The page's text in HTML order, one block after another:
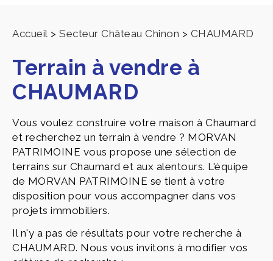
Accueil > Secteur Château Chinon > CHAUMARD
Terrain à vendre à
CHAUMARD
Vous voulez construire votre maison à Chaumard
et recherchez un terrain à vendre ? MORVAN
PATRIMOINE vous propose une sélection de
terrains sur Chaumard et aux alentours. L'équipe
de MORVAN PATRIMOINE se tient à votre
disposition pour vous accompagner dans vos
projets immobiliers.
Il n'y a pas de résultats pour votre recherche à
CHAUMARD. Nous vous invitons à modifier vos